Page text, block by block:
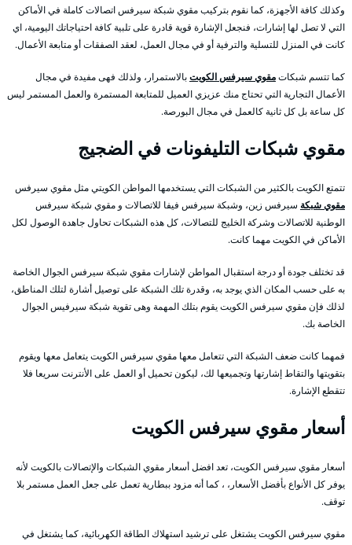
وكذلك كافة الأجهزة، كما نقوم بتركيب مقوي شبكة سيرفس اتصالات كاملة في الأماكن
التي لا تصل لها إشارات، فنجعل الإشارة قوية قادرة على تلبية كافة احتياجاتك اليومية، اي
كانت في المنزل للتسلية والترفية أو في مجال العمل، لعقد الصفقات أو متابعة الأعمال.
كما تتسم شبكاتمقوي سيرفس الكويتبالاستمرار، ولذلك فهى مفيدة في مجال
الأعمال التجارية التي تحتاج منك عزيزي العميل للمتابعة المستمرة والعمل المستمر ليس
كل ساعة بل كل ثانية كالعمل في مجال البورصة.
مقوي شبكات التليفونات في الضجيج
تتمتع الكويت بالكثير من الشبكات التي يستخدمها المواطن الكويتي مثل مقوي سيرفس
مقوي شبكة سيرفس زين، وشبكة سيرفس فيفا للاتصالات و مقوي شبكة سيرفس
الوطنية للاتصالات وشركة الخليج للتصالات، كل هذه الشبكات تحاول جاهدة الوصول لكل
الأماكن في الكويت مهما كانت.
قد تختلف جودة أو درجة استقبال المواطن لإشارات مقوي شبكة سيرفس الجوال الخاصة
به على حسب المكان الذي يوجد به، وقدرة تلك الشبكة على توصيل أشارة لتلك المناطق،
لذلك فإن مقوي سيرفس الكويت يقوم بتلك المهمة وهى تقوية شبكة سيرفيس الجوال
الخاصة بك.
فمهما كانت ضعف الشبكة التي تتعامل معها مقوي سيرفس الكويت يتعامل معها ويقوم
بتقويتها والتقاط إشارتها وتجميعها لك، ليكون تحميل أو العمل على الأنترنت سريعا فلا
تتقطع الإشارة.
أسعار مقوي سيرفس الكويت
أسعار مقوي سيرفس الكويت، تعد افضل أسعار مقوي الشبكات والإتصالات بالكويت لأنه
يوفر كل الأنواع بأفضل الأسعار، ، كما أنه مزود ببطارية تعمل على جعل العمل مستمر بلا
توقف.
مقوي سيرفس الكويت يشتغل على ترشيد استهلاك الطاقة الكهربائية، كما يشتغل في